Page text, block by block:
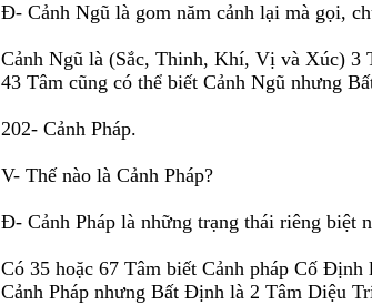
Ð- Cảnh Ngũ là gom năm cảnh lại mà gọi,
Cảnh Ngũ là (Sắc, Thinh, Khí, Vị và Xúc) 3
43 Tâm cũng có thể biết Cảnh Ngũ nhưng
202- Cảnh Pháp.
V- Thế nào là Cảnh Pháp?
Ð- Cảnh Pháp là những trạng thái riêng biệt
Có 35 hoặc 67 Tâm biết Cảnh pháp Cố
Cảnh Pháp nhưng Bất Ðịnh là 2 Tâm Diệu